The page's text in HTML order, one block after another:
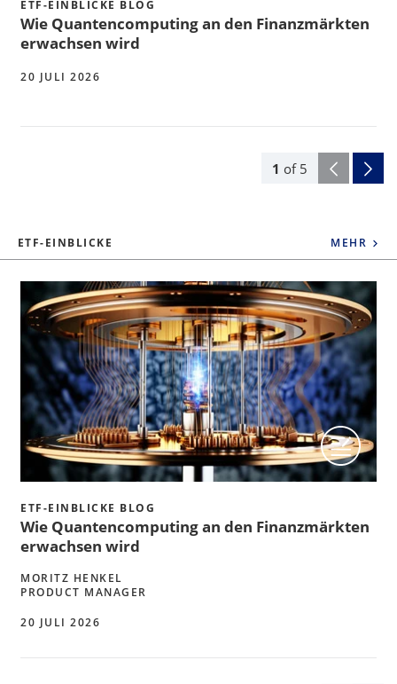
1 of 5
ETF-EINBLICKE BLOG
Wie Quantencomputing an den Finanzmärkten
erwachsen wird
20 JULI 2026
ETF-EINBLICKE MEHR
ETF-EINBLICKE BLOG
Wie Quantencomputing an den Finanzmärkten
erwachsen wird
MORITZ HENKEL
PRODUCT MANAGER
20 JULI 2026